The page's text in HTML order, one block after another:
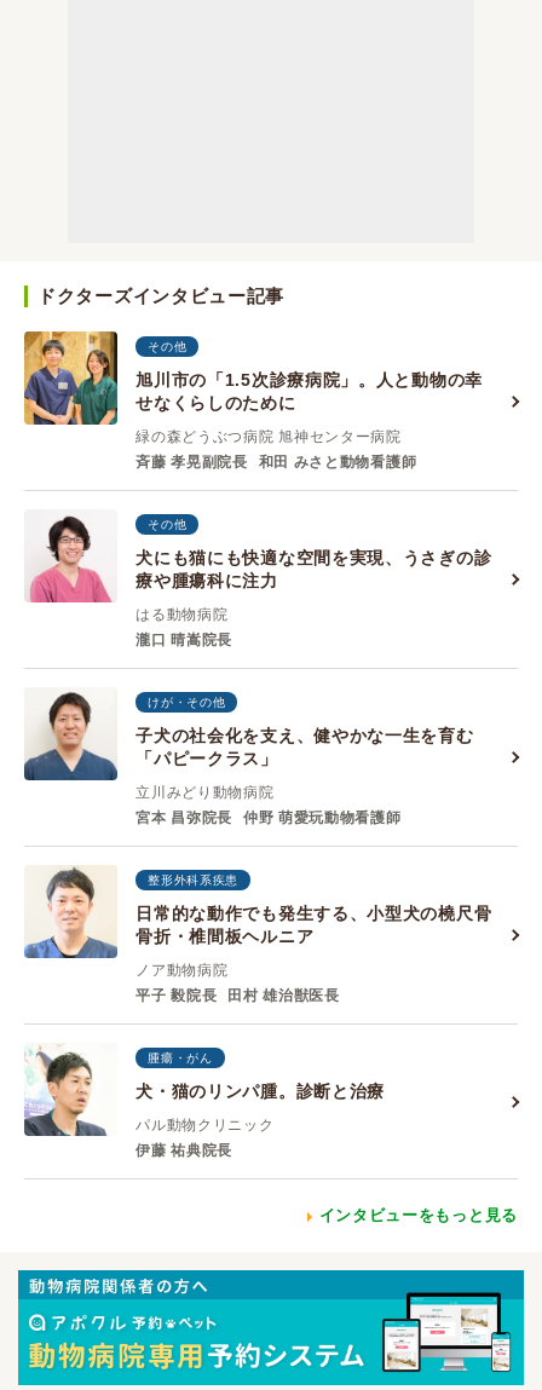
ドクターズインタビュー記事
その他
旭川市の「1.5次診療病院」。人と動物の幸
せなくらしのために
緑の森どうぶつ病院 旭神センター病院
斉藤 孝晃副院長
和田 みさと動物看護師
その他
犬にも猫にも快適な空間を実現、うさぎの診
療や腫瘍科に注力
はる動物病院
瀧口 晴嵩院長
けが・その他
子犬の社会化を支え、健やかな一生を育む
「パピークラス」
立川みどり動物病院
宮本 昌弥院長
仲野 萌愛玩動物看護師
整形外科系疾患
日常的な動作でも発生する、小型犬の橈尺骨
骨折・椎間板ヘルニア
ノア動物病院
平子 毅院長
田村 雄治獣医長
腫瘍・がん
犬・猫のリンパ腫。診断と治療
パル動物クリニック
伊藤 祐典院長
インタビューをもっと見る